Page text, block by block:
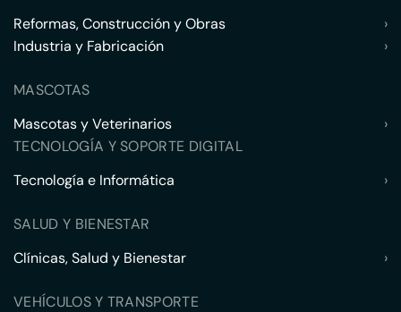
Reformas, Construcción y Obras
›
Industria y Fabricación
›
MASCOTAS
Mascotas y Veterinarios
›
TECNOLOGÍA Y SOPORTE DIGITAL
Tecnología e Informática
›
SALUD Y BIENESTAR
Clínicas, Salud y Bienestar
›
VEHÍCULOS Y TRANSPORTE